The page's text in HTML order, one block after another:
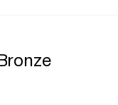
с полусферическим